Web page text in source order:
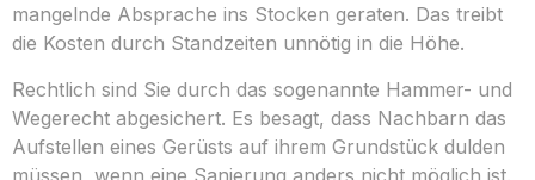
mangelnde Absprache ins Stocken geraten. Das treibt
die Kosten durch Standzeiten unnötig in die Höhe.
Rechtlich sind Sie durch das sogenannte Hammer- und
Wegerecht abgesichert. Es besagt, dass Nachbarn das
Aufstellen eines Gerüsts auf ihrem Grundstück dulden
müssen, wenn eine Sanierung anders nicht möglich ist.